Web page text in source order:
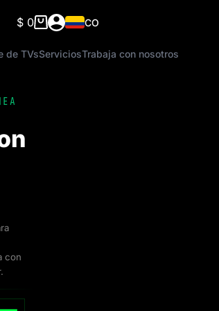
Carro
compra
$ 0 CO
de TVsServiciosTrabaja con nosotros
con